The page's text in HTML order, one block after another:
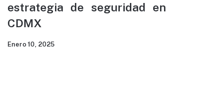
estrategia de seguridad en
CDMX
Enero 10, 2025